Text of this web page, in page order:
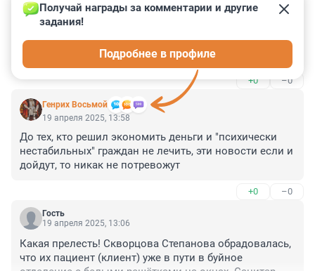
Гость
19 апреля 2025, 18:38
А если бы женщина была на вызове,наверное,вообще
+0 –0
Генрих Восьмой
Получай награды за комментарии и другие
задания!
Подробнее в профиле
19 апреля 2025, 13:58
До тех, кто решил экономить деньги и "психически
нестабильных" граждан не лечить, эти новости если и
дойдут, то никак не потревожут
+0 –0
Гость
19 апреля 2025, 13:06
Какая прелесть! Скворцова Степанова обрадовалась,
что их пациент (клиент) уже в пути в буйное